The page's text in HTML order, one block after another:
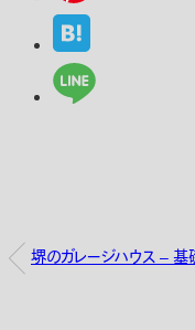
堺のガレージハウス –